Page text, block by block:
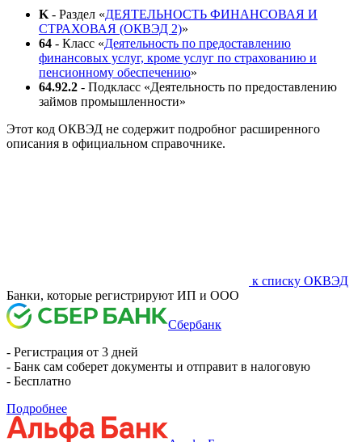
K - Раздел «ДЕЯТЕЛЬНОСТЬ ФИНАНСОВАЯ И
СТРАХОВАЯ (ОКВЭД 2)»
64 - Класс «Деятельность по предоставлению
финансовых услуг, кроме услуг по страхованию и
пенсионному обеспечению»
64.92.2 - Подкласс «Деятельность по предоставлению
займов промышленности»
Этот код ОКВЭД не содержит подробног расширенного
описания в официальном справочнике.
к списку ОКВЭД
Банки, которые регистрируют ИП и ООО
Сбербанк
- Регистрация от 3 дней
- Банк сам соберет документы и отправит в налоговую
- Бесплатно
Подробнее